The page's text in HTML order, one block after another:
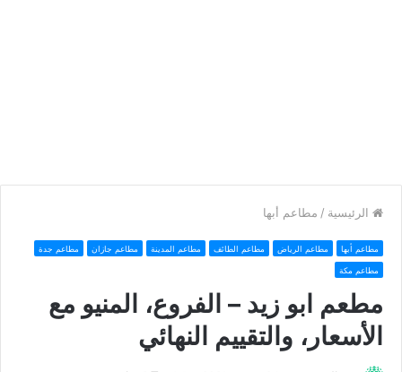
الرئيسية / مطاعم أبها
مطاعم أبها مطاعم الرياض مطاعم الطائف مطاعم المدينة مطاعم جازان مطاعم جدة
مطاعم مكة
مطعم ابو زيد – الفروع، المنيو مع
الأسعار، والتقييم النهائي